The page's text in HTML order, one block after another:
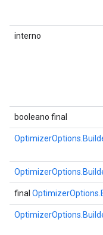
interno
booleano final
final